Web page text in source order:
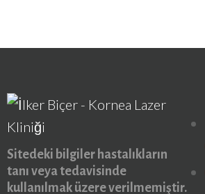
Sitedeki bilgiler hastalıkların
tanı veya tedavisinde
kullanılmak üzere verilmemiştir.